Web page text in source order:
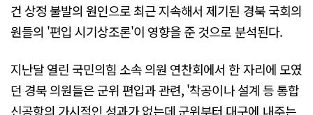
건 상정 불발의 원인으로 최근 지속해서 제기된 경북 국회의
원들의 '편입 시기상조론'이 영향을 준 것으로 분석된다.
지난달 열린 국민의힘 소속 의원 연찬회에서 한 자리에 모였
던 경북 의원들은 군위 편입과 관련, '착공이나 설계 등 통합
신공항의 가시적인 성과가 없는데 군위부터 대구에 내주는